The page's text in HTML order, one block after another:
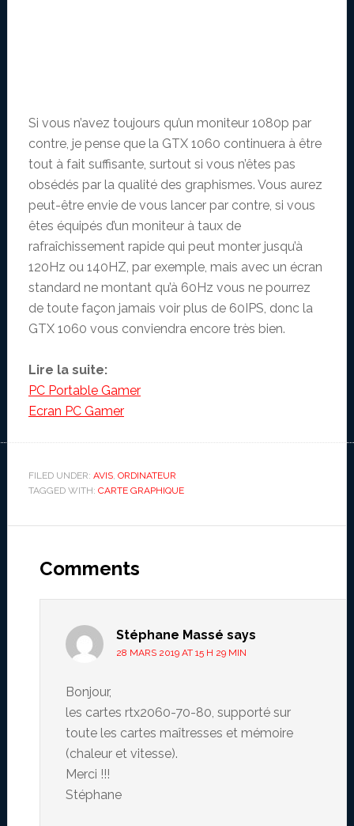
Si vous n’avez toujours qu’un moniteur 1080p par
contre, je pense que la GTX 1060 continuera à être
tout à fait suffisante, surtout si vous n’êtes pas
obsédés par la qualité des graphismes. Vous aurez
peut-être envie de vous lancer par contre, si vous
êtes équipés d’un moniteur à taux de
rafraîchissement rapide qui peut monter jusqu’à
120Hz ou 140HZ, par exemple, mais avec un écran
standard ne montant qu’à 60Hz vous ne pourrez
de toute façon jamais voir plus de 60IPS, donc la
GTX 1060 vous conviendra encore très bien.
Lire la suite:
PC Portable Gamer
Ecran PC Gamer
FILED UNDER: AVIS, ORDINATEUR
TAGGED WITH: CARTE GRAPHIQUE
Interactions
Comments
Stéphane Massé says
28 MARS 2019 AT 15 H 29 MIN
Bonjour,
les cartes rtx2060-70-80, supporté sur
toute les cartes maîtresses et mémoire
(chaleur et vitesse).
Merci !!!
Stéphane